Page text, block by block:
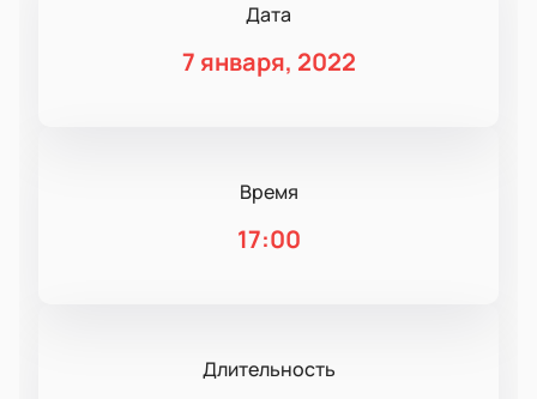
Дата
7 января, 2022
Время
17:00
Длительность